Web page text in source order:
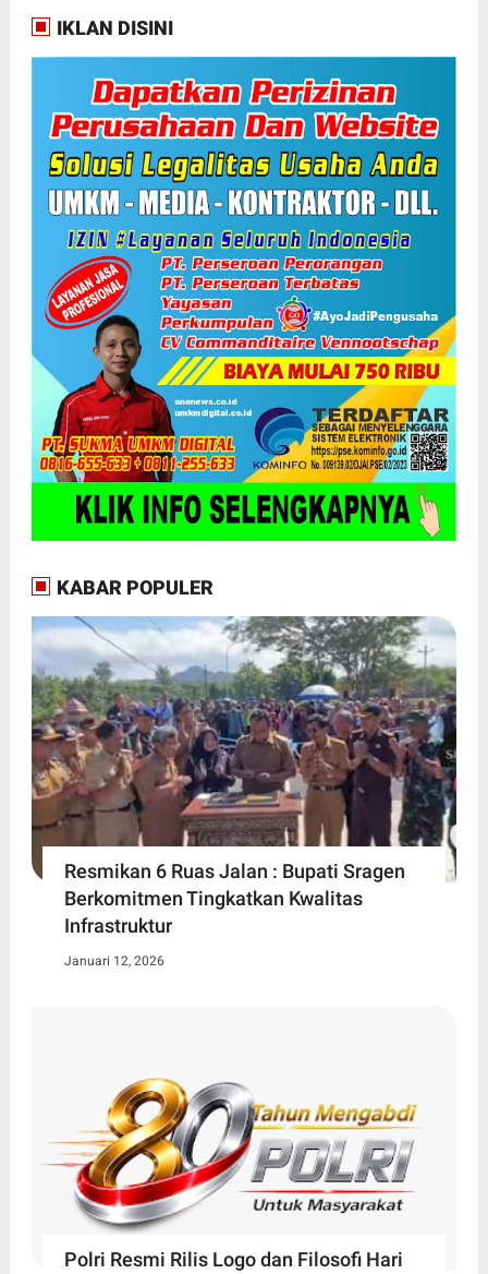
IKLAN DISINI
KABAR POPULER
Resmikan 6 Ruas Jalan : Bupati Sragen
Berkomitmen Tingkatkan Kwalitas
Infrastruktur
Januari 12, 2026
Polri Resmi Rilis Logo dan Filosofi Hari